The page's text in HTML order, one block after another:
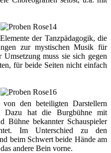
der Tanzpädagogik, die
zur mystischen Musik für
muss sie sich gegen
für beide Seiten nicht einfach
den beteiligten Darstellern
Dazu hat die Burgbühne mit
Bühne bekannter Schauspieler
Im Unterschied zu den
beim Schwert beide Hände am
andere Bein vorne.